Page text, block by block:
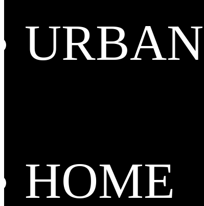
URBAN
HOME